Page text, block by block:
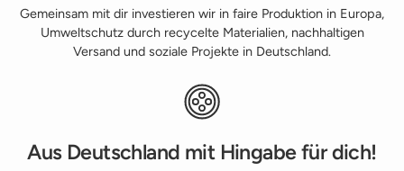
Gemeinsam mit dir investieren wir in faire Produktion in Europa,
Umweltschutz durch recycelte Materialien, nachhaltigen
Versand und soziale Projekte in Deutschland.
Aus Deutschland mit Hingabe für dich!